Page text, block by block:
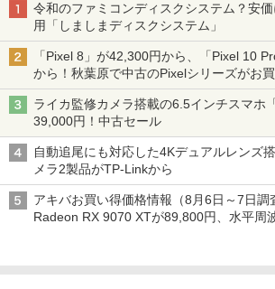
令和のファミコンディスクシステム？安
用「しましまディスクシステム」
「Pixel 8」が42,300円から、「Pixel 10
から！秋葉原で中古のPixelシリーズがお
ライカ監修カメラ搭載の6.5インチスマホ
39,000円！中古セール
自動追尾にも対応した4Kデュアルレンズ
メラ2製品がTP-Linkから
アキバお買い得価格情報（8月6日～7日調
Radeon RX 9070 XTが89,800円、水平周